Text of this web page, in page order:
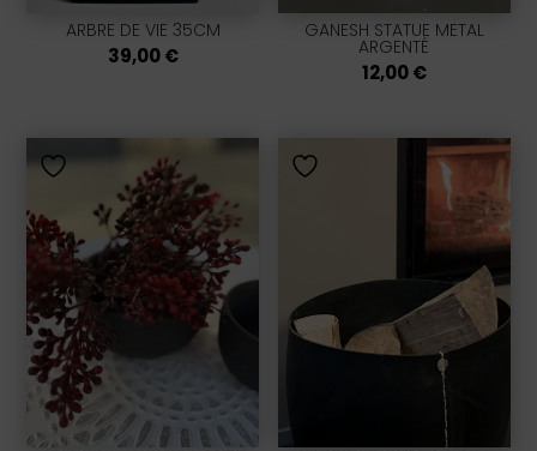
ARBRE DE VIE 35CM
39,00€
GANESH STATUE METAL
ARGENTÉ
12,00€